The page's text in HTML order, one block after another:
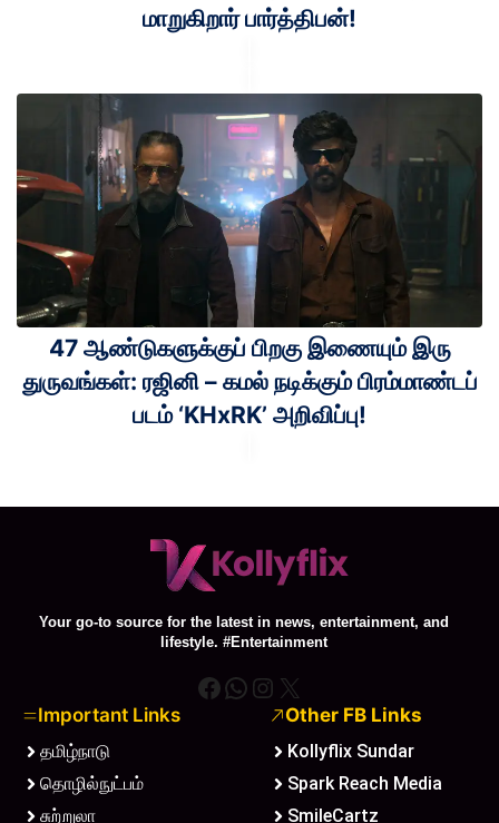
மாறுகிறார் பார்த்திபன்!
47 ஆண்டுகளுக்குப் பிறகு இணையும் இரு
துருவங்கள்: ரஜினி – கமல் நடிக்கும் பிரம்மாண்டப்
படம் ‘KHxRK’ அறிவிப்பு!
Your go-to source for the latest in news, entertainment, and
lifestyle. #Entertainment
Facebook
WhatsApp
Instagram
X
Important Links
தமிழ்நாடு
தொழில்நுட்பம்
சுற்றுலா
Other FB Links
Kollyflix Sundar
Spark Reach Media
SmileCartz